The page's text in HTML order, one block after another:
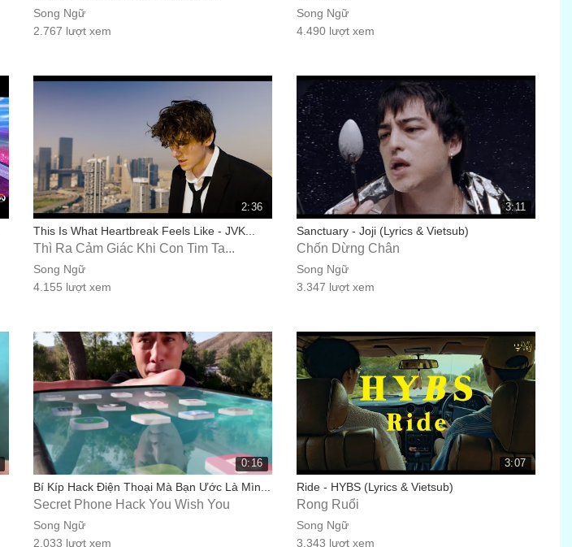
Song Ngữ
2.767 lượt xem
Song Ngữ
4.490 lượt xem
2:36
This Is What Heartbreak Feels Like - JVK...
Thì Ra Cảm Giác Khi Con Tim Ta...
Song Ngữ
4.155 lượt xem
3:11
Sanctuary - Joji (Lyrics & Vietsub)
Chốn Dừng Chân
Song Ngữ
3.347 lượt xem
0:16
Bí Kíp Hack Điện Thoại Mà Bạn Ước Là Mìn...
Secret Phone Hack You Wish You
Song Ngữ
2.033 lượt xem
3:07
Ride - HYBS (Lyrics & Vietsub)
Rong Ruổi
Song Ngữ
3.343 lượt xem